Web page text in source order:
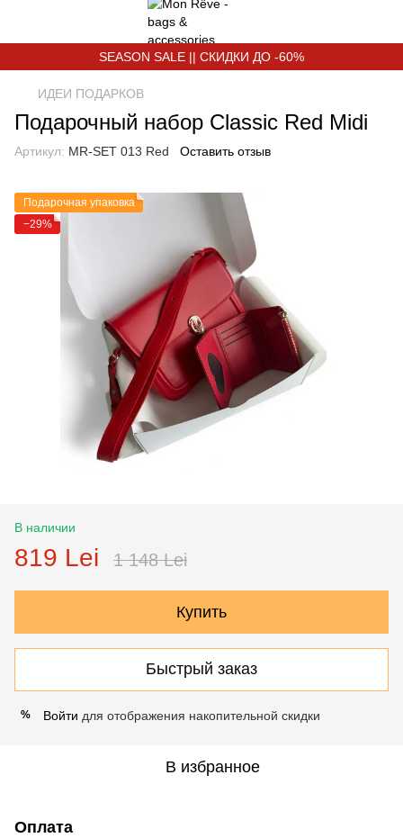
SEASON SALE || СКИДКИ ДО -60%
ИДЕИ ПОДАРКОВ
Подарочный набор Classic Red Midi
Артикул: MR-SET 013 Red Оставить отзыв
Подарочная упаковка
−29%
В наличии
819 Lei 1 148 Lei
Купить
Быстрый заказ
% Войти для отображения накопительной скидки
В избранное
Оплата